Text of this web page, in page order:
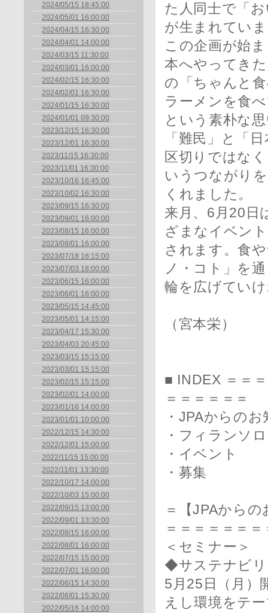
2024/05/15 18:45:00
2024/05/01 16:00:00
2024/04/15 16:30:00
2024/04/01 14:00:00
2024/03/15 11:30:00
2024/03/01 16:00:00
2024/02/15 16:30:00
2024/02/01 16:30:00
2024/01/15 16:30:00
2024/01/01 09:30:00
2023/12/15 16:30:00
2023/12/01 16:30:00
2023/11/15 16:30:00
2023/11/01 16:30:00
2023/10/16 16:45:00
2023/10/02 16:30:00
2023/09/15 16:30:00
2023/09/01 16:00:00
2023/08/15 16:00:00
2023/08/01 16:00:00
2023/07/18 16:15:00
2023/07/03 18:00:00
2023/06/15 16:00:00
2023/06/01 16:00:00
2023/05/15 14:45:00
2023/05/01 14:15:00
2023/04/17 15:30:00
2023/04/03 20:45:00
2023/03/15 15:15:00
2023/03/01 15:15:00
2023/02/15 15:15:00
2023/02/01 14:00:00
2023/01/16 14:00:00
2023/01/01 10:00:00
2022/12/15 14:30:00
2022/12/01 15:00:00
2022/11/15 15:00:00
2022/11/01 13:30:00
2022/10/17 14:00:00
2022/10/03 15:00:00
2022/09/15 13:00:00
2022/09/01 13:30:00
2022/08/15 16:00:00
2022/08/01 16:00:00
2022/07/15 15:00:00
2022/07/01 16:00:00
2022/06/15 14:30:00
2022/06/01 15:30:00
2022/05/16 14:00:00
た人同士で「
が生まれてい
この企画が始
本へやってき
の「ちゃんと
ラーメンを食
という素朴な
「難民」と「
区切りではな
いうつながり
くれました。
来月、6月20日
ざまなイベン
されます。食
ノ・コト」を
輪を広げてい
（宮本栄）
■ INDEX ＝＝
＝＝＝＝＝＝
・JPAからの
・フィランソ
・イベント
・募集
＝【JPAから
＝＝＝＝＝＝＝
＜セミナー＞
◆サステナビリ
5月25日（月）
えし環境をテ